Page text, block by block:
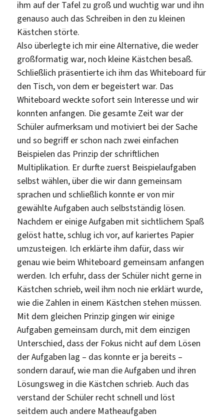
ihm auf der Tafel zu groß und wuchtig war und ihn
genauso auch das Schreiben in den zu kleinen
Kästchen störte.
Also überlegte ich mir eine Alternative, die weder
großformatig war, noch kleine Kästchen besaß.
Schließlich präsentierte ich ihm das Whiteboard für
den Tisch, von dem er begeistert war. Das
Whiteboard weckte sofort sein Interesse und wir
konnten anfangen. Die gesamte Zeit war der
Schüler aufmerksam und motiviert bei der Sache
und so begriff er schon nach zwei einfachen
Beispielen das Prinzip der schriftlichen
Multiplikation. Er durfte zuerst Beispielaufgaben
selbst wählen, über die wir dann gemeinsam
sprachen und schließlich konnte er von mir
gewählte Aufgaben auch selbstständig lösen.
Nachdem er einige Aufgaben mit sichtlichem Spaß
gelöst hatte, schlug ich vor, auf kariertes Papier
umzusteigen. Ich erklärte ihm dafür, dass wir
genau wie beim Whiteboard gemeinsam anfangen
werden. Ich erfuhr, dass der Schüler nicht gerne in
Kästchen schrieb, weil ihm noch nie erklärt wurde,
wie die Zahlen in einem Kästchen stehen müssen.
Mit dem gleichen Prinzip gingen wir einige
Aufgaben gemeinsam durch, mit dem einzigen
Unterschied, dass der Fokus nicht auf dem Lösen
der Aufgaben lag – das konnte er ja bereits –
sondern darauf, wie man die Aufgaben und ihren
Lösungsweg in die Kästchen schrieb. Auch das
verstand der Schüler recht schnell und löst
seitdem auch andere Matheaufgaben